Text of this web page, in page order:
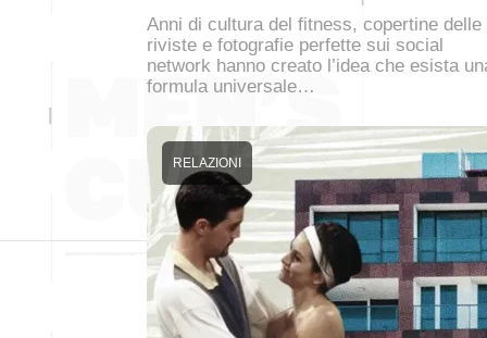
Anni di cultura del fitness, copertine delle
riviste e fotografie perfette sui social
network hanno creato l’idea che esista
formula universale…
RELAZIONI